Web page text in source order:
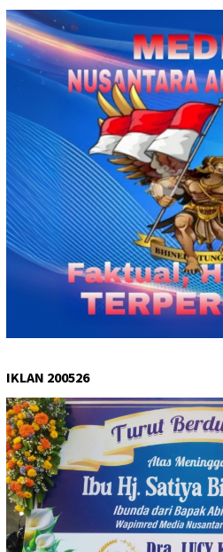
IKLAN 200526